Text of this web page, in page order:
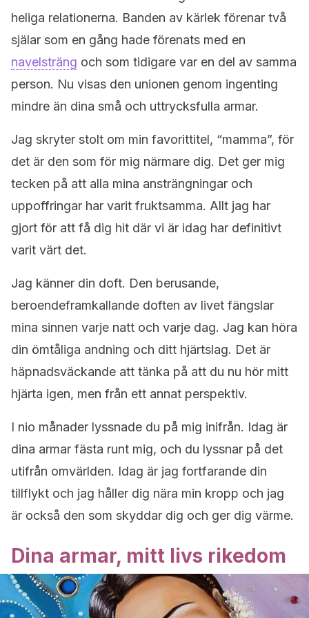
heliga relationerna. Banden av kärlek förenar två
själar som en gång hade förenats med en
navelsträng och som tidigare var en del av samma
person. Nu visas den unionen genom ingenting
mindre än dina små och uttrycksfulla armar.
Jag skryter stolt om min favorittitel, “mamma”, för
det är den som för mig närmare dig. Det ger mig
tecken på att alla mina ansträngningar och
uppoffringar har varit fruktsamma. Allt jag har
gjort för att få dig hit där vi är idag har definitivt
varit värt det.
Jag känner din doft. Den berusande,
beroendeframkallande doften av livet fängslar
mina sinnen varje natt och varje dag. Jag kan höra
din ömtåliga andning och ditt hjärtslag. Det är
häpnadsväckande att tänka på att du nu hör mitt
hjärta igen, men från ett annat perspektiv.
I nio månader lyssnade du på mig inifrån. Idag är
dina armar fästa runt mig, och du lyssnar på det
utifrån omvärlden. Idag är jag fortfarande din
tillflykt och jag håller dig nära min kropp och jag
är också den som skyddar dig och ger dig värme.
Dina armar, mitt livs rikedom